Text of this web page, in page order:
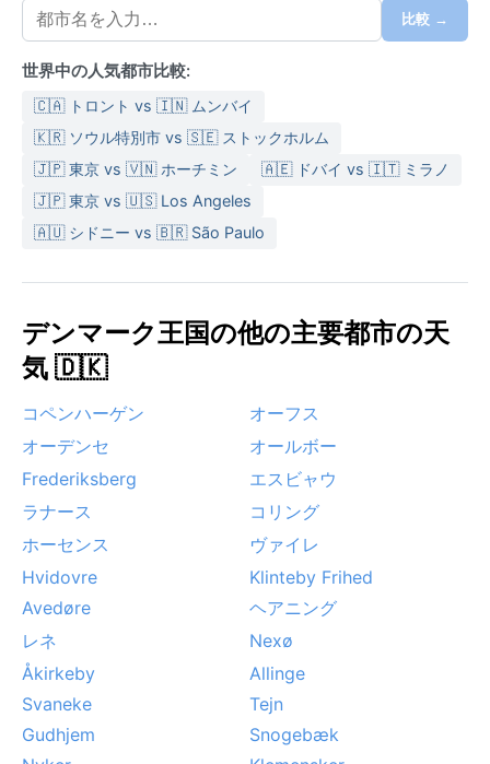
比較 →
世界中の人気都市比較:
🇨🇦 トロント vs 🇮🇳 ムンバイ
🇰🇷 ソウル特別市 vs 🇸🇪 ストックホルム
🇯🇵 東京 vs 🇻🇳 ホーチミン
🇦🇪 ドバイ vs 🇮🇹 ミラノ
🇯🇵 東京 vs 🇺🇸 Los Angeles
🇦🇺 シドニー vs 🇧🇷 São Paulo
デンマーク王国の他の主要都市の天
気 🇩🇰
コペンハーゲン
オーフス
オーデンセ
オールボー
Frederiksberg
エスビャウ
ラナース
コリング
ホーセンス
ヴァイレ
Hvidovre
Klinteby Frihed
Avedøre
ヘアニング
レネ
Nexø
Åkirkeby
Allinge
Svaneke
Tejn
Gudhjem
Snogebæk